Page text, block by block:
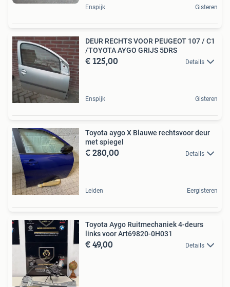
Enspijk Gisteren
DEUR RECHTS VOOR PEUGEOT 107 / C1
/TOYOTA AYGO GRIJS 5DRS
€ 125,00 Details
Enspijk Gisteren
Toyota aygo X Blauwe rechtsvoor deur
met spiegel
€ 280,00 Details
Leiden Eergisteren
Toyota Aygo Ruitmechaniek 4-deurs
links voor Art69820-0H031
€ 49,00 Details